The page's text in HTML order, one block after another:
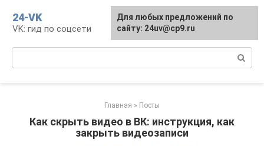
контенту
24-VK
VK: гид по соцсети
Главная » Посты
Как скрыть видео в ВК: инструкция, как
закрыть видеозаписи
Для любых предложений по
сайту: 24uv@cp9.ru